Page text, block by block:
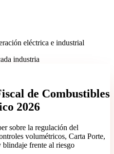
eléctrica e industrial
industria
de Combustibles
2026
sobre la regulación del
volumétricos, Carta Porte,
frente al riesgo